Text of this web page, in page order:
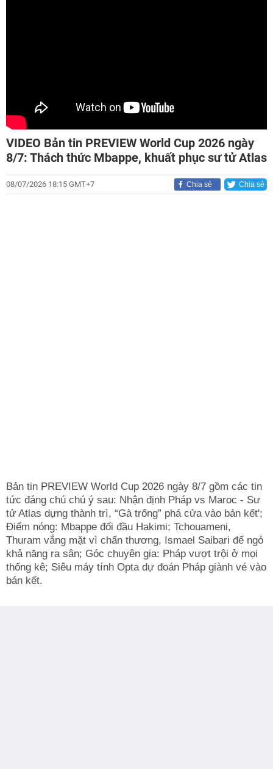
VIDEO Bản tin PREVIEW World Cup 2026 ngày
8/7: Thách thức Mbappe, khuất phục sư tử Atlas
08/07/2026 18:15 GMT+7 Chia sẻ Chia sẻ
Bản tin PREVIEW World Cup 2026 ngày 8/7 gồm các tin
tức đáng chú chú ý sau: Nhận định Pháp vs Maroc - Sư
tử Atlas dựng thành trì, “Gà trống” phá cửa vào bán kết';
Điểm nóng: Mbappe đối đầu Hakimi; Tchouameni,
Thuram vắng mặt vì chấn thương, Ismael Saibari để ngỏ
khả năng ra sân; Góc chuyên gia: Pháp vượt trội ở mọi
thống kê; Siêu máy tính Opta dự đoán Pháp giành vé vào
bán kết.